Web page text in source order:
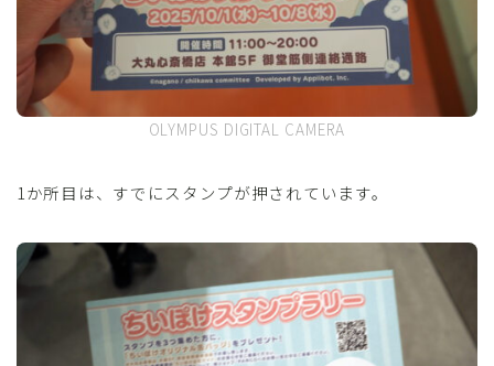
OLYMPUS DIGITAL CAMERA
1か所目は、すでにスタンプが押されています。